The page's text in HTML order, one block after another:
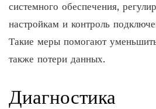
системного обеспечения,
настройкам и контроль
Такие меры помогают
также потери данных.
Диагностика